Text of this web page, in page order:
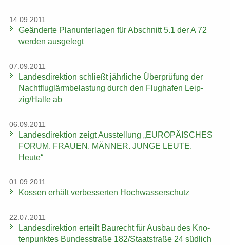
14.09.2011
Ge­än­der­te Plan­un­ter­la­gen für Ab­schnitt 5.1 der A 72
wer­den aus­ge­legt
07.09.2011
Lan­des­di­rek­ti­on schließt jähr­li­che Über­prü­fung der
Nacht­flug­lärm­be­las­tung durch den Flug­ha­fen Leip­
zig/Halle ab
06.09.2011
Lan­des­di­rek­ti­on zeigt Aus­stel­lung „EU­RO­PÄI­SCHES
FORUM. FRAU­EN. MÄN­NER. JUNGE LEUTE.
Heute“
01.09.2011
Kos­sen er­hält ver­bes­ser­ten Hoch­was­ser­schutz
22.07.2011
Lan­des­di­rek­ti­on er­teilt Bau­recht für Aus­bau des Kno­
ten­punk­tes Bun­des­stra­ße 182/Staat­stra­ße 24 süd­lich